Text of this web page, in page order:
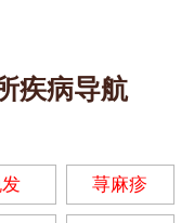
疾病导航
荨麻疹